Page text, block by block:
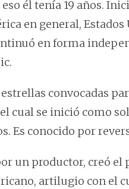
eso él tenía 19 años.
en general,
en forma
convocadas
cual se inició como
Es conocido por
un productor, creó el
artilugio con el